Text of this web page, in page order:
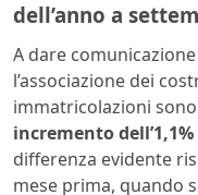
dell’anno a
A dare
l’associazione dei
immatricolazioni
incremento
differenza evidente
mese prima, quando